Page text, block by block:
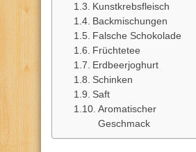
Kunstkrebsfleisch
Backmischungen
Falsche Schokolade
Früchtetee
Erdbeerjoghurt
Schinken
Saft
Aromatischer
Geschmack